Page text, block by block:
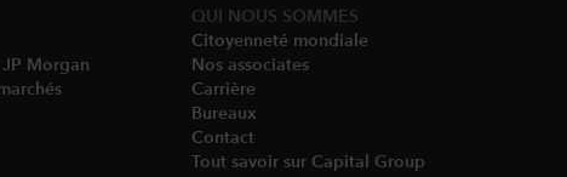
JP Morgan
QUI NOUS SOMMES
Citoyenneté mondiale
Nos associates
Carrière
Bureaux
Contact
Tout savoir sur Capital Group